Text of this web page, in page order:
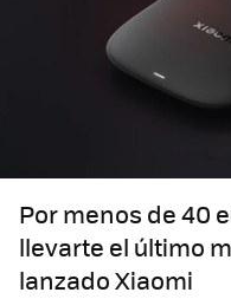
Por menos de 40
llevarte el último
lanzado Xiaomi